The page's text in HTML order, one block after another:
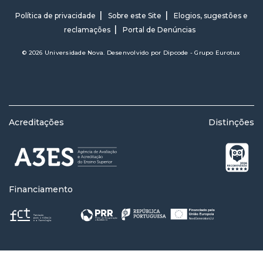
Política de privacidade Sobre este Site
Elogios, sugestões e
reclamações
Portal de Denúncias
© 2026 Universidade Nova. Desenvolvido por Dipcode - Grupo Eurotux
Acreditações Distinções
Financiamento